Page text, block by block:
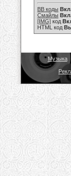
BB коды
Смайлы
[IMG] код
HTML код
Музыка